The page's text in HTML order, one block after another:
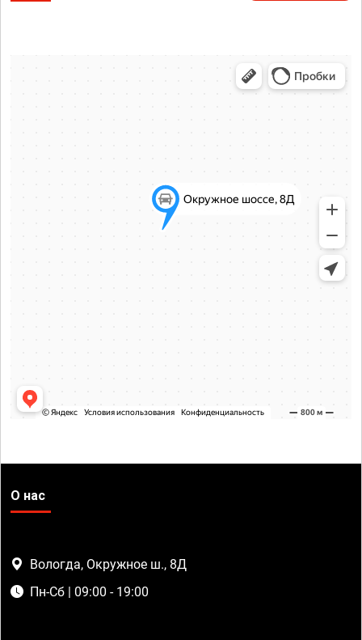
О нас
Вологда, Окружное ш., 8Д
Пн-Сб | 09:00 - 19:00